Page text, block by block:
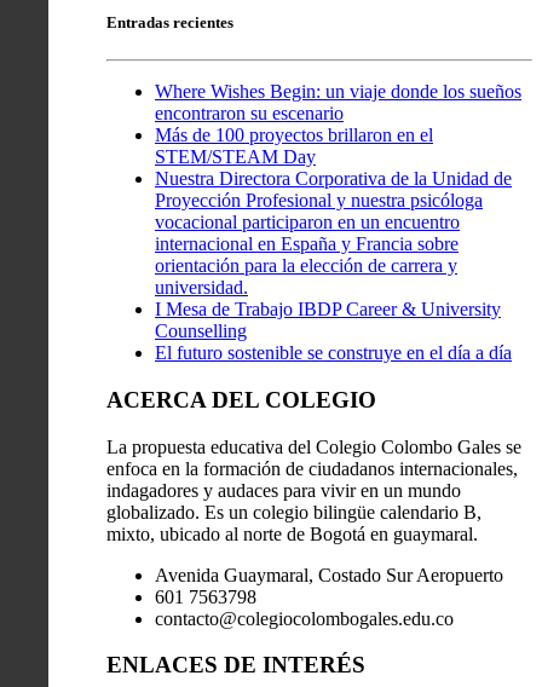
Entradas recientes
Where Wishes Begin: un viaje donde los sueños
encontraron su escenario
Más de 100 proyectos brillaron en el
STEM/STEAM Day
Nuestra Directora Corporativa de la Unidad de
Proyección Profesional y nuestra psicóloga
vocacional participaron en un encuentro
internacional en España y Francia sobre
orientación para la elección de carrera y
universidad.
I Mesa de Trabajo IBDP Career & University
Counselling
El futuro sostenible se construye en el día a día
ACERCA DEL COLEGIO
La propuesta educativa del Colegio Colombo Gales se
enfoca en la formación de ciudadanos internacionales,
indagadores y audaces para vivir en un mundo
globalizado. Es un colegio bilingüe calendario B,
mixto, ubicado al norte de Bogotá en guaymaral.
Avenida Guaymaral, Costado Sur Aeropuerto
601 7563798
contacto@colegiocolombogales.edu.co
ENLACES DE INTERÉS